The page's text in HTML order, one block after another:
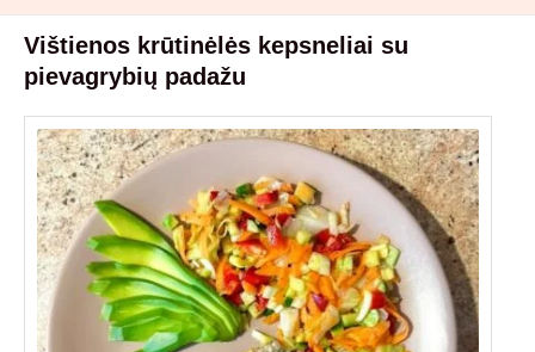
Vištienos krūtinėlės kepsneliai su
pievagrybių padažu